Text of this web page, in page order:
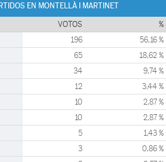
EN MONTELLÀ I MARTINET
VOTOS %
196 56,16 %
65 18,62 %
34 9,74 %
12 3,44 %
10 2,87 %
10 2,87 %
5 1,43 %
3 0,86 %